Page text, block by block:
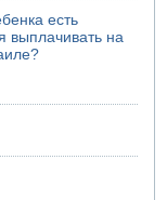
есть
выплачивать на